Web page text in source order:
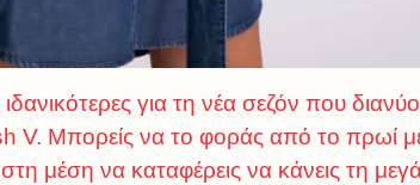
για τη νέα σεζόν που
Μπορείς να το φοράς από το πρωί
μέση να καταφέρεις να κάνεις τη